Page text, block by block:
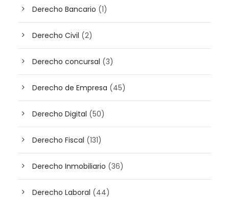
Derecho Bancario (1)
Derecho Civil (2)
Derecho concursal (3)
Derecho de Empresa (45)
Derecho Digital (50)
Derecho Fiscal (131)
Derecho Inmobiliario (36)
Derecho Laboral (44)